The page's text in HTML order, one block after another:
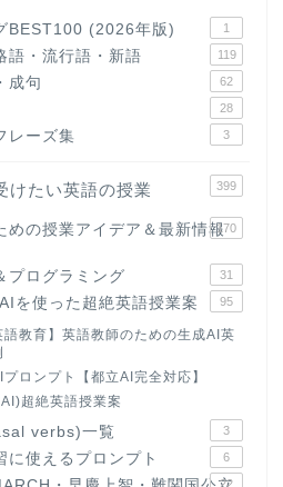
BEST100 (2026年版) 1
語・流行語・新語 119
成句 62
28
レーズ集 3
けたい英語の授業 399
めの授業アイデア＆最新情報170
プログラミング 31
を使った超絶英語授業案 95
語教育】英語教師のための生成AI英
ロンプト【都立AI完全対応】
超絶英語授業案
verbs)一覧 3
に使えるプロンプト 6
22